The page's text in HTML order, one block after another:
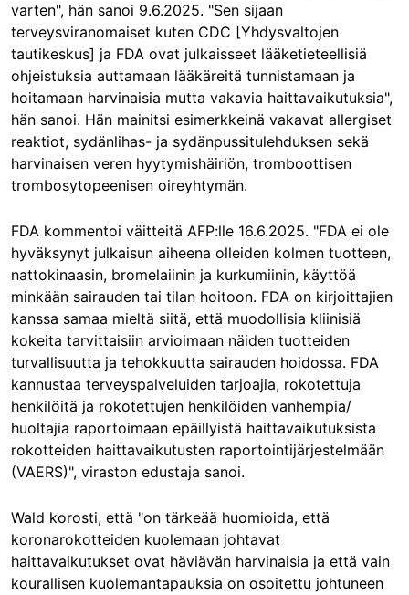
varten", hän sanoi 9.6.2025. "Sen sijaan
terveysviranomaiset kuten CDC [Yhdysvaltojen
tautikeskus] ja FDA ovat julkaisseet lääketieteellisiä
ohjeistuksia auttamaan lääkäreitä tunnistamaan ja
hoitamaan harvinaisia mutta vakavia haittavaikutuksia",
hän sanoi. Hän mainitsi esimerkkeinä vakavat allergiset
reaktiot, sydänlihas- ja sydänpussitulehduksen sekä
harvinaisen veren hyytymishäiriön, tromboottisen
trombosytopeenisen oireyhtymän.
FDA kommentoi väitteitä AFP:lle 16.6.2025. "FDA ei ole
hyväksynyt julkaisun aiheena olleiden kolmen tuotteen,
nattokinaasin, bromelaiinin ja kurkumiinin, käyttöä
minkään sairauden tai tilan hoitoon. FDA on kirjoittajien
kanssa samaa mieltä siitä, että muodollisia kliinisiä
kokeita tarvittaisiin arvioimaan näiden tuotteiden
turvallisuutta ja tehokkuutta sairauden hoidossa. FDA
kannustaa terveyspalveluiden tarjoajia, rokotettuja
henkilöitä ja rokotettujen henkilöiden vanhempia/
huoltajia raportoimaan epäillyistä haittavaikutuksista
rokotteiden haittavaikutusten raportointijärjestelmään
(VAERS)", viraston edustaja sanoi.
Wald korosti, että "on tärkeää huomioida, että
koronarokotteiden kuolemaan johtavat
haittavaikutukset ovat häviävän harvinaisia ja että vain
kourallisen kuolemantapauksia on osoitettu johtuneen